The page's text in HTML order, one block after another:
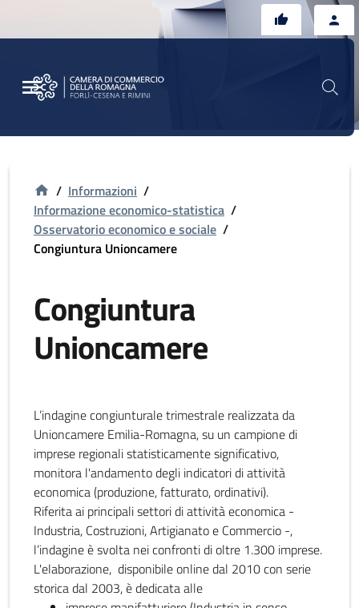
/ Informazioni /
Informazione economico-statistica /
Osservatorio economico e sociale /
Congiuntura Unioncamere
Congiuntura
Unioncamere
L’indagine congiunturale trimestrale realizzata da
Unioncamere Emilia-Romagna, su un campione di
imprese regionali statisticamente significativo,
monitora l'andamento degli indicatori di attività
economica (produzione, fatturato, ordinativi).
Riferita ai principali settori di attività economica -
Industria, Costruzioni, Artigianato e Commercio -,
l’indagine è svolta nei confronti di oltre 1.300 imprese.
L'elaborazione, disponibile online dal 2010 con serie
storica dal 2003, è dedicata alle